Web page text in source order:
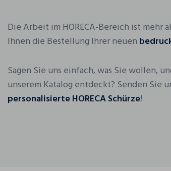
Die Arbeit im HORECA-Bereich ist mehr
Ihnen die Bestellung Ihrer neuen
Sagen Sie uns einfach, was Sie wollen,
unserem Katalog entdeckt? Senden Sie
personalisierte HORECA Schürze!